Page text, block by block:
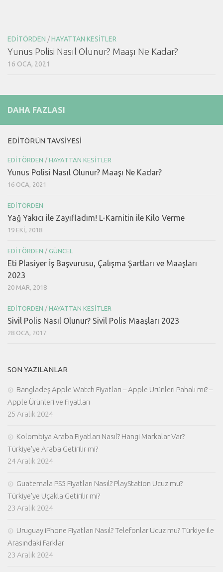
EDITÖRDEN /HAYATTAN KESITLER
Yunus Polisi Nasıl Olunur? Maaşı Ne Kadar?
16 OCA, 2021
DAHA FAZLASI
EDITÖRÜN TAVSIYESI
EDITÖRDEN / HAYATTAN KESITLER
Yunus Polisi Nasıl Olunur? Maaşı Ne Kadar?
16 OCA, 2021
EDITÖRDEN
Yağ Yakıcı ile Zayıfladım! L-Karnitin ile Kilo Verme
19 EKI, 2018
EDITÖRDEN / GÜNCEL
Eti Plasiyer İş Başvurusu, Çalışma Şartları ve Maaşları
2023
20 MAR, 2018
EDITÖRDEN / HAYATTAN KESITLER
Sivil Polis Nasıl Olunur? Sivil Polis Maaşları 2023
28 OCA, 2017
SON YAZILANLAR
Bangladeş Apple Watch Fiyatları – Apple Ürünleri Pahalı mı? –
Apple Ürünleri ve Fiyatları
25 Aralık 2024
Kolombiya Araba Fiyatları Nasıl? Hangi Markalar Var?
Türkiye’ye Araba Getirilir mi?
24 Aralık 2024
Guatemala PS5 Fiyatları Nasıl? PlayStation Ucuz mu?
Türkiye’ye Uçakla Getirilir mi?
23 Aralık 2024
Uruguay iPhone Fiyatları Nasıl? Telefonlar Ucuz mu? Türkiye ile
Arasındaki Farklar
23 Aralık 2024